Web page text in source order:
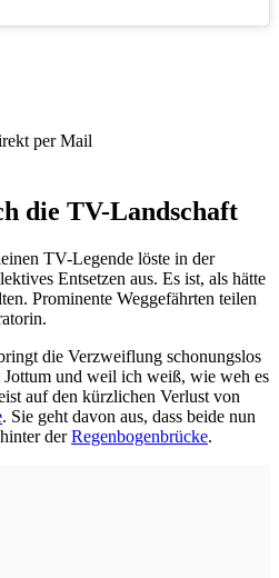
per Mail
die TV-Landschaft
TV-Legende löste in der
Entsetzen aus. Es ist, als hätte
Prominente Weggefährten teilen
die Verzweiflung schonungslos
und weil ich weiß, wie weh es
auf den kürzlichen Verlust von
. Sie geht davon aus, dass beide nun
derRegenbogenbrücke.